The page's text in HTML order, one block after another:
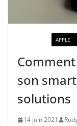
APPLE
son
solutions
14 juin 2021